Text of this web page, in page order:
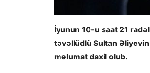
İyunun 10-u saat 21
təvəllüdlü Sultan
məlumat daxil olub.